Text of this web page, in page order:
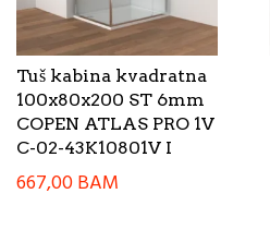
Tuš kabina kvadratna
100x80x200 ST 6mm
COPEN ATLAS PRO 1V
C-02-43K10801V I
667,00BAM